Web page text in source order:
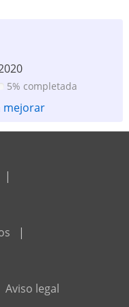
5% completada
mejorar
|
|
Aviso legal